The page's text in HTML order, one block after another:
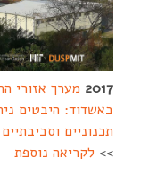
2017 מערך אזורי
באשדוד: היבטים
תכנוניים וסביבתיים
>> לקריאה נוספת